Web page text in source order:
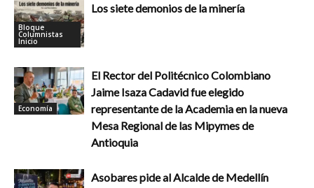
Bloque
Columnistas
Inicio
Los siete demonios de la minería
Economía
El Rector del Politécnico Colombiano
Jaime Isaza Cadavid fue elegido
representante de la Academia en la nueva
Mesa Regional de las Mipymes de
Antioquia
Asobares pide al Alcalde de Medellín